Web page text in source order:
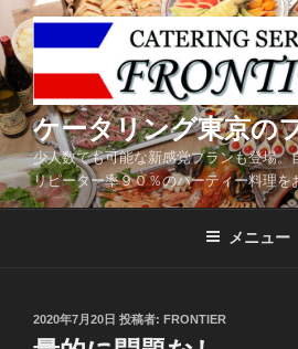
コ
ン
テ
ン
ツ
へ
キ
ケータリング東京の
少人数でも可能な新感覚プランも登場。
リピーター率９０％のパーティー料理を
メニュー
投
稿
2020年7月20日 投稿者: FRONTIER